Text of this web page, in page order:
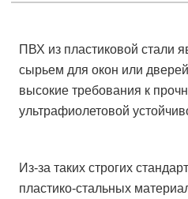
ПВХ из пластиковой стали
сырьем для окон или
высокие требования к
ультрафиолетовой
Из-за таких строгих
пластико-стальных